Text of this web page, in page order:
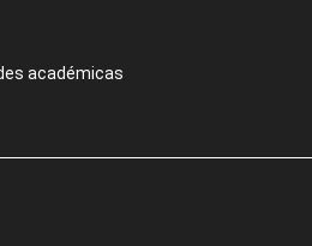
académicas